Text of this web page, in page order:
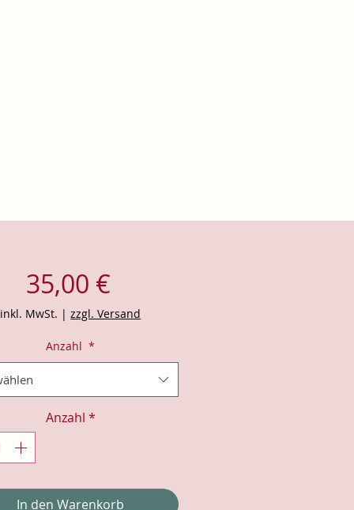
35,00 €
inkl. MwSt. |zzgl. Versand
Anzahl *
Anzahl *
In den Warenkorb